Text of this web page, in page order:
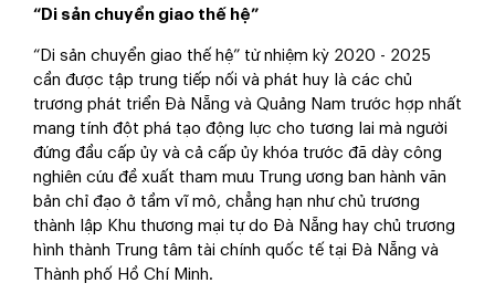
“Di sản chuyển giao thế hệ”
“Di sản chuyển giao thế hệ” từ nhiệm kỳ 2020 - 2025
cần được tập trung tiếp nối và phát huy là các chủ
trương phát triển Đà Nẵng và Quảng Nam trước hợp nhất
mang tính đột phá tạo động lực cho tương lai mà người
đứng đầu cấp ủy và cả cấp ủy khóa trước đã dày công
nghiên cứu đề xuất tham mưu Trung ương ban hành văn
bản chỉ đạo ở tầm vĩ mô, chẳng hạn như chủ trương
thành lập Khu thương mại tự do Đà Nẵng hay chủ trương
hình thành Trung tâm tài chính quốc tế tại Đà Nẵng và
Thành phố Hồ Chí Minh.